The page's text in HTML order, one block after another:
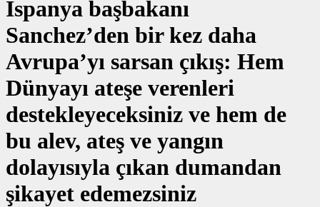
İspanya başbakanı
Sanchez’den bir kez daha
Avrupa’yı sarsan çıkış: Hem
Dünyayı ateşe verenleri
destekleyeceksiniz ve hem de
bu alev, ateş ve yangın
dolayısıyla çıkan dumandan
şikayet edemezsiniz